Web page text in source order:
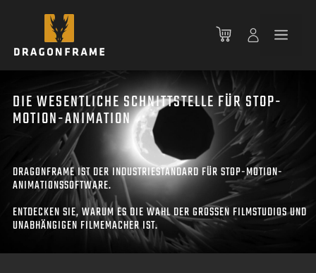
springen
DIE WESENTLICHE SCHNITTSTELLE FÜR STOP-
MOTION-ANIMATION
DRAGONFRAME IST DER INDUSTRIESTANDARD FÜR STOP-MOTION-
ANIMATIONSSOFTWARE.
ENTDECKEN SIE, WARUM ES DIE WAHL DER GROSSEN FILMSTUDIOS UND
UNABHÄNGIGEN FILMEMACHER IST.